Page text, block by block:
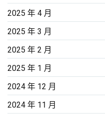
2025 年 4 月
2025 年 3 月
2025 年 2 月
2025 年 1 月
2024 年 12 月
2024 年 11 月